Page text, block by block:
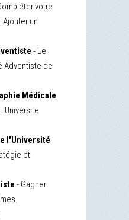
votre
un
- Le
Adventiste de
Médicale
l'Université
et
- Gagner